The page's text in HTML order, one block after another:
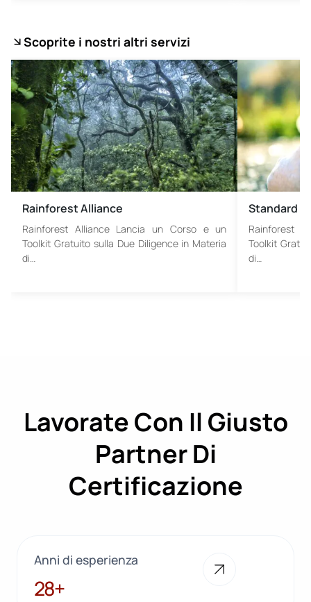
Scoprite i nostri altri servizi
Rainforest Alliance
Rainforest Alliance Lancia un Corso e un
Toolkit Gratuito sulla Due Diligence in Materia
di…
Standard
Rainforest
Toolkit
di…
Lavorate Con Il Giusto
Partner Di
Certificazione
Anni di esperienza
28+
28+